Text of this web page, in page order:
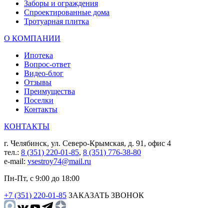
Заборы и ограждения
Спроектированные дома
Тротуарная плитка
О КОМПАНИИ
Ипотека
Вопрос-ответ
Видео-блог
Отзывы
Преимущества
Поселки
Контакты
КОНТАКТЫ
г. Челябинск, ул. Северо-Крымская, д. 91, офис 4
тел.: 8 (351) 220-01-85, 8 (351) 776-38-80
e-mail: vsestroy74@mail.ru
Пн-Пт, с 9:00 до 18:00
+7 (351) 220-01-85 ЗАКАЗАТЬ ЗВОНОК